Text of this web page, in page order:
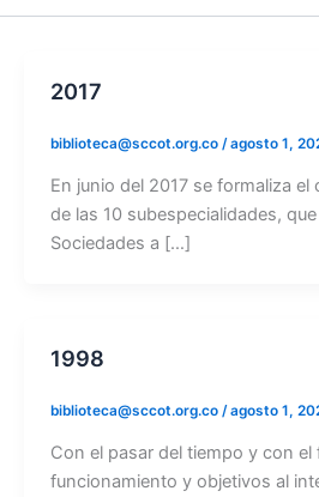
2017
biblioteca@sccot.org.co /agosto 1,
En junio del 2017 se formaliza
de las 10 subespecialidades,
Sociedades a […]
1998
biblioteca@sccot.org.co /agosto 1,
Con el pasar del tiempo y con el
funcionamiento y objetivos al